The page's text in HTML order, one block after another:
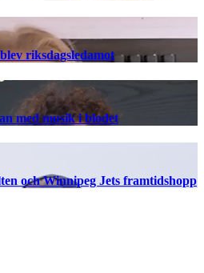
riksdagsledamot
med musik i blodet
och Winnipeg Jets framtidshopp